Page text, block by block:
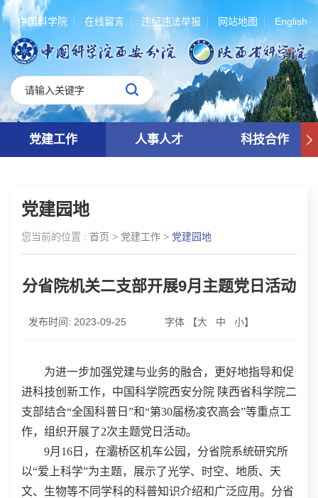
中国科学院 在线留言 违纪违法举报 网站地图 English
党建工作 人事人才 科技合作
党建园地
您当前的位置 : 首页 > 党建工作 > 党建园地
分省院机关二支部开展9月主题党日活动
发布时间: 2023-09-25 字体 【大 中 小】
为进一步加强党建与业务的融合，更好地指导和促
进科技创新工作，中国科学院西安分院 陕西省科学院二
支部结合“全国科普日”和“第30届杨凌农高会”等重点工
作，组织开展了2次主题党日活动。
9月16日，在灞桥区机车公园，分省院系统研究所
以“爱上科学”为主题，展示了光学、时空、地质、天
文、生物等不同学科的科普知识介绍和广泛应用。分省